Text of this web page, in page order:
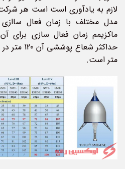
مدل مختلف با زمان فعال
متر است.